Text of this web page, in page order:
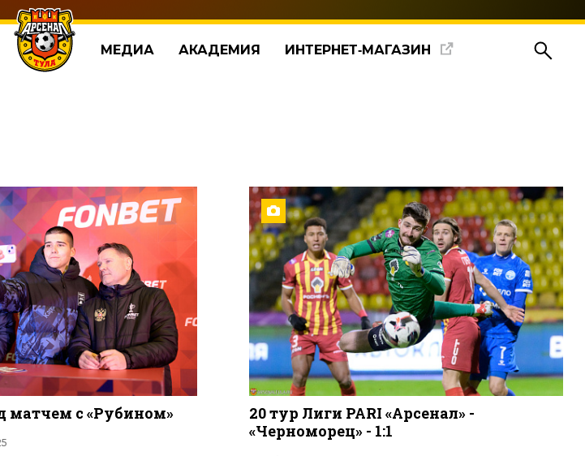
МЕДИА АКАДЕМИЯ ИНТЕРНЕТ‑МАГАЗИН
матчем с «Рубином»
20 тур Лиги PARI «Арсенал» -
«Черноморец» - 1:1